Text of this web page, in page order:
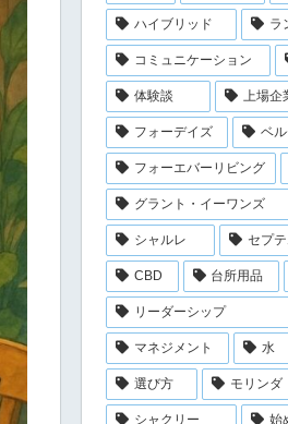
ハイブリッド ラ
コミュニケーション
体験談 上場企
フォーデイズ ベ
フォーエバーリビング
グラント・イーワンズ
シャルレ セプ
CBD 台所用品
リーダーシップ
マネジメント 水
選び方 モリンダ
シャクリー 始